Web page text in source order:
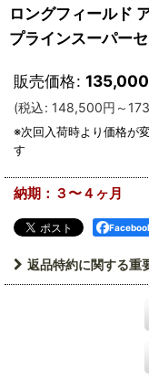
ロングフィールド
プラインスーパー
販売価格: 135,000
(税込: 148,500円 ～
納期：３〜４ヶ月
返品特約に関する重